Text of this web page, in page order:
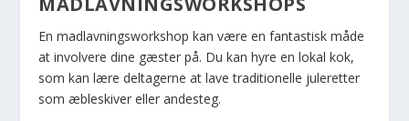
En madlavningsworkshop kan være en fantastisk måde
at involvere dine gæster på. Du kan hyre en lokal kok,
som kan lære deltagerne at lave traditionelle juleretter
som æbleskiver eller andesteg.